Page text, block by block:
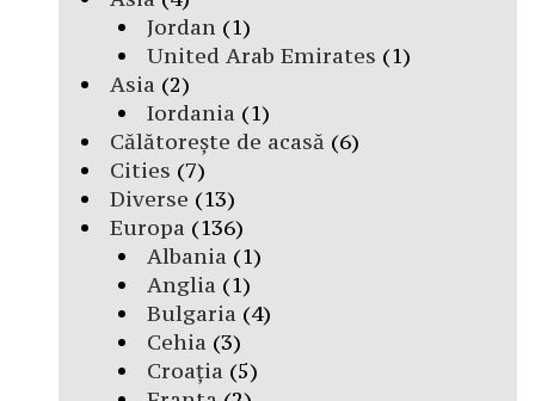
Jordan(1)
United Arab Emirates (1)
Asia (2)
Iordania (1)
Călătorește de acasă (6)
Cities (7)
Diverse (13)
Europa (136)
Albania (1)
Anglia (1)
Bulgaria (4)
Cehia (3)
Croația (5)